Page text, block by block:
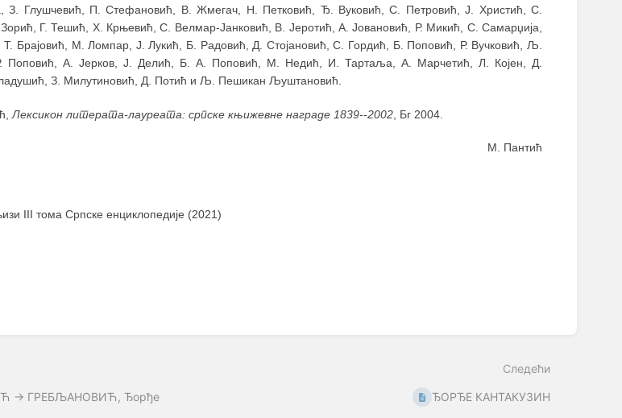
З. Глушчевић, П. Стефановић, В. Жмегач, Н. Петковић, Ђ. Вуковић, С. Петровић, Ј. Христић, С.
Г. Тешић, Х. Крњевић, С. Велмар-Јанковић, В. Јеротић, А. Јовановић, Р. Микић, С. Самарџија,
Брајовић, М. Ломпар, Ј. Лукић, Б. Радовић, Д. Стојановић, С. Гордић, Б. Поповић, Р. Вучковић, Љ.
Поповић, А. Јерков, Ј. Делић, Б. А. Поповић, М. Недић, И. Тартаља, А. Марчетић, Л. Којен, Д.
З. Милутиновић, Д. Потић и Љ. Пешикан Љуштановић.
Лексикон литерата-лауреата: српске књижевне награде 1839--2002 , Бг 2004.
М. Пантић
III тома Српске енциклопедије (2021)
→ ГРЕБЉАНОВИЋ, Ђорђе
Следећи
ЂОРЂЕ КАНТАКУЗИН